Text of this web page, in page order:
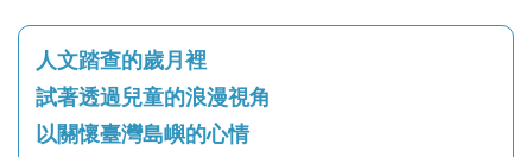
人文踏查的歲月裡
試著透過兒童的浪漫視角
以關懷臺灣島嶼的心情